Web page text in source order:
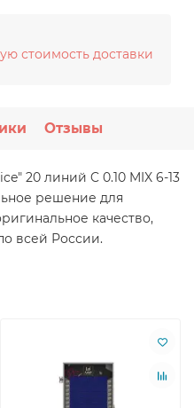
стоимость доставки
Отзывы
20 линий C 0.10 MIX 6-13
решение для
качество,
всей России.